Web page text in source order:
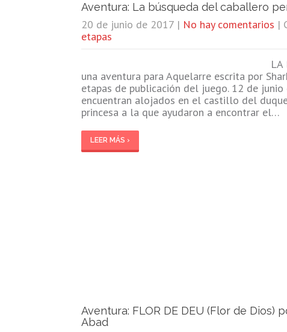
Aventura: La búsqueda del caballero
20 de junio de 2017 | No hay comentarios |
etapas
LA
una aventura para Aquelarre escrita por
etapas de publicación del juego. 12 de
encuentran alojados en el castillo del
princesa a la que ayudaron a encontrar el…
LEER MÁS ›
Aventura: FLOR DE DEU (Flor de Dios)
Abad